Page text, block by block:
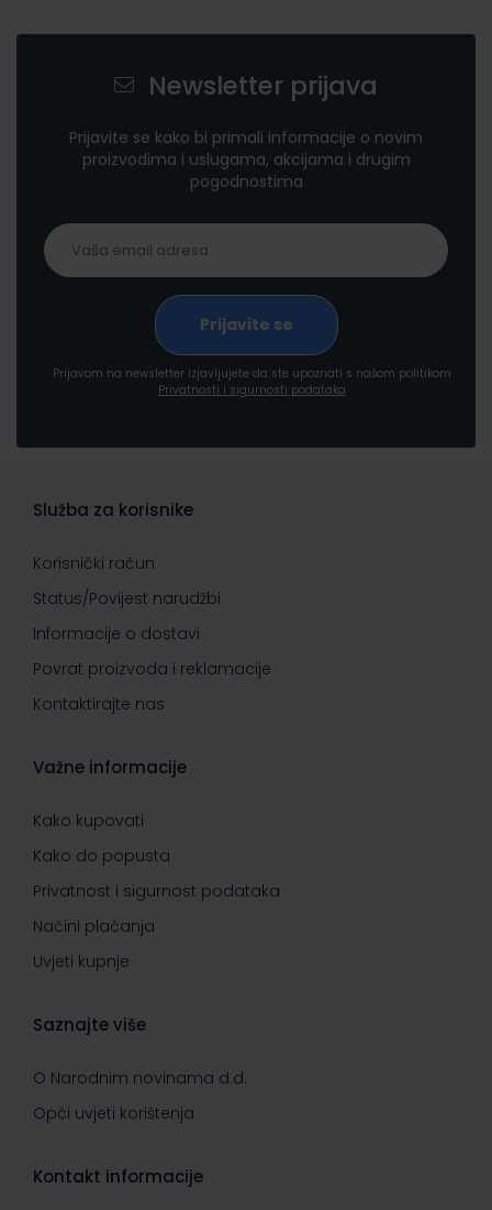
Newsletter prijava
Prijavite se kako bi primali informacije o novim
proizvodima i uslugama, akcijama i drugim
pogodnostima
Prijavom na newsletter izjavljujete da ste upoznati s našom politikom
Privatnosti i sigurnosti podataka
Služba za korisnike
Korisnički račun
Status/Povijest narudžbi
Informacije o dostavi
Povrat proizvoda i reklamacije
Kontaktirajte nas
Važne informacije
Kako kupovati
Kako do popusta
Privatnost i sigurnost podataka
Načini plaćanja
Uvjeti kupnje
Saznajte više
O Narodnim novinama d.d.
Opći uvjeti korištenja
Kontakt informacije